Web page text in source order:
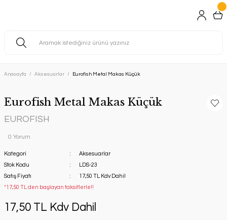
Anasayfa Aksesuarlar Eurofish Metal Makas Küçük
Eurofish Metal Makas Küçük
EUROFISH
0 Yorum
Kategori
Aksesuarlar
Stok Kodu
LDS-23
Satış Fiyatı
17,50 TL Kdv Dahil
*17,50 TL den başlayan taksitlerle!!
17,50 TL Kdv Dahil